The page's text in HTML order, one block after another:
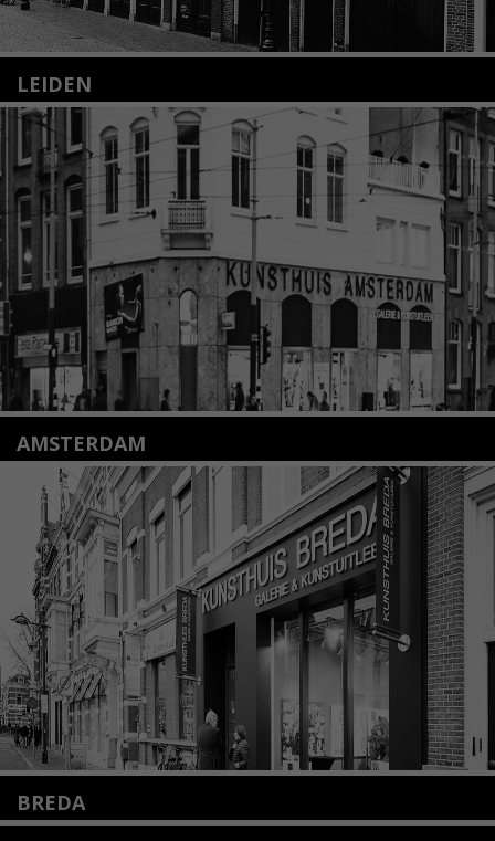
LEIDEN
Nieuwstraat 35
2312 KA Leiden
+31(0)71 – 52 84 480
info@kunsthuisleiden.nl
Lees meer
AMSTERDAM
Amstelveenseweg 135
1075 VX Amsterdam
+31 (0)20 2332546
info@kunsthuisamsterdam.nl
Lees meer
BREDA